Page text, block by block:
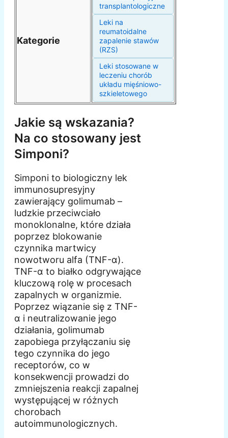
Kategorie
transplantologiczne
Leki na
reumatoidalne
zapalenie stawów
(RZS)
Leki stosowane w
leczeniu chorób
układu mięśniowo-
szkieletowego
Jakie są wskazania?
Na co stosowany jest
Simponi?
Simponi to biologiczny lek
immunosupresyjny
zawierający golimumab –
ludzkie przeciwciało
monoklonalne, które działa
poprzez blokowanie
czynnika martwicy
nowotworu alfa (TNF-α).
TNF-α to białko odgrywające
kluczową rolę w procesach
zapalnych w organizmie.
Poprzez wiązanie się z TNF-
α i neutralizowanie jego
działania, golimumab
zapobiega przyłączaniu się
tego czynnika do jego
receptorów, co w
konsekwencji prowadzi do
zmniejszenia reakcji zapalnej
występującej w różnych
chorobach
autoimmunologicznych.